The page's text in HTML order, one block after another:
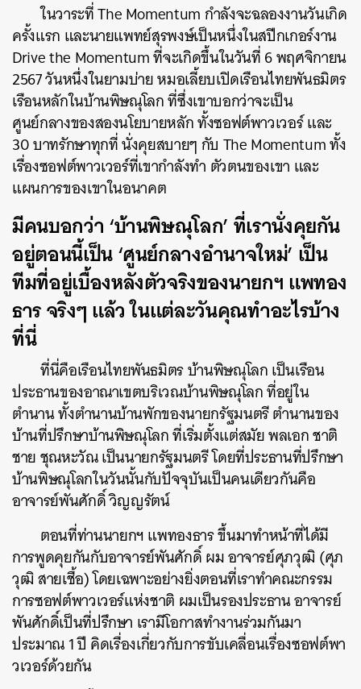
ในวาระที่ The Momentum กำลังจะฉลองงานวันเกิด
ครั้งแรก และนายแพทย์สุรพงษ์เป็นหนึ่งในสปีกเกอร์งาน
Drive the Momentum ที่จะเกิดขึ้นในวันที่ 6 พฤศจิกายน
2567 วันหนึ่งในยามบ่าย หมอเลี้ยบเปิดเรือนไทยพันธมิตร
เรือนหลักในบ้านพิษณุโลก ที่ซึ่งเขาบอกว่าจะเป็น
ศูนย์กลางของสองนโยบายหลัก ทั้งซอฟต์พาวเวอร์ และ
30 บาทรักษาทุกที่ นั่งคุยสบายๆ กับ The Momentum ทั้ง
เรื่องซอฟต์พาวเวอร์ที่เขากำลังทำ ตัวตนของเขา และ
แผนการของเขาในอนาคต
มีคนบอกว่า ‘บ้านพิษณุโลก’ ที่เรานั่งคุยกัน
อยู่ตอนนี้เป็น ‘ศูนย์กลางอำนาจใหม่’ เป็น
ทีมที่อยู่เบื้องหลังตัวจริงของนายกฯ แพทอง
ธาร จริงๆ แล้ว ในแต่ละวันคุณทำอะไรบ้าง
ที่นี่
ที่นี่คือเรือนไทยพันธมิตร บ้านพิษณุโลก เป็นเรือน
ประธานของอาณาเขตบริเวณบ้านพิษณุโลก ที่อยู่ใน
ตำนาน ทั้งตำนานบ้านพักของนายกรัฐมนตรี ตำนานของ
บ้านที่ปรึกษาบ้านพิษณุโลก ที่เริ่มตั้งแต่สมัย พลเอก ชาติ
ชาย ชุณหะวัณ เป็นนายกรัฐมนตรี โดยที่ประธานที่ปรึกษา
บ้านพิษณุโลกในวันนั้นกับปัจจุบันเป็นคนเดียวกันคือ
อาจารย์พันศักดิ์ วิญญรัตน์
ตอนที่ท่านนายกฯ แพทองธาร ขึ้นมาทำหน้าที่ได้มี
การพูดคุยกันกับอาจารย์พันศักดิ์ ผม อาจารย์ศุภวุฒิ (ศุภ
วุฒิ สายเชื้อ) โดยเฉพาะอย่างยิ่งตอนที่เราทำคณะกรรม
การซอฟต์พาวเวอร์แห่งชาติ ผมเป็นรองประธาน อาจารย์
พันศักดิ์เป็นที่ปรึกษา เรามีโอกาสทำงานร่วมกันมา
ประมาณ 1 ปี คิดเรื่องเกี่ยวกับการขับเคลื่อนเรื่องซอฟต์พา
วเวอร์ด้วยกัน